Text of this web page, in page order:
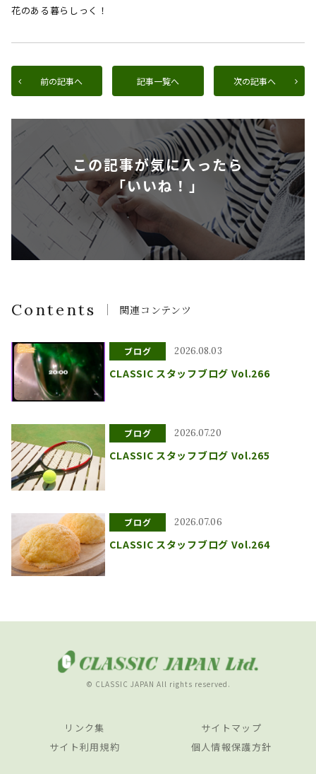
花のある暮らしっく！
前の記事へ 記事一覧へ 次の記事へ
この記事が気に入ったら
「いいね！」
Contents 関連コンテンツ
ブログ 2026.08.03
CLASSIC スタッフブログ Vol.266
ブログ 2026.07.20
CLASSIC スタッフブログ Vol.265
ブログ 2026.07.06
CLASSIC スタッフブログ Vol.264
© CLASSIC JAPAN All rights reserved.
リンク集
サイトマップ
サイト利用規約
個人情報保護方針